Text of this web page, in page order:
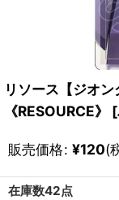
リソース【ジオ
《RESOURCE》
[
販売価格: ¥120(
在庫数42点